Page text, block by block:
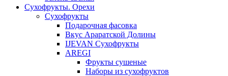
Сухофрукты. Орехи
Сухофрукты
Подарочная фасовка
Вкус Араратской Долины
IJEVAN Сухофрукты
AREGI
Фрукты сушеные
Наборы из сухофруктов